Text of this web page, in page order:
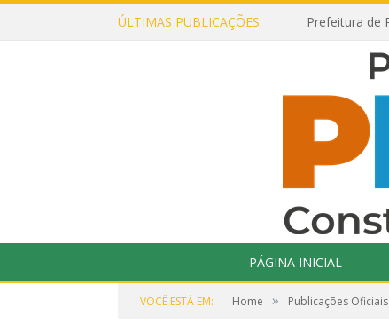
ÚLTIMAS PUBLICAÇÕES:
PÁGINA INICIAL
VOCÊ ESTÁ EM: Home » Publicações Oficiais